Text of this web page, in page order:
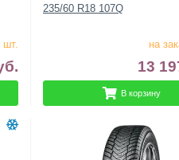
шт.
235/60 R18 107Q
на
13
В корзину